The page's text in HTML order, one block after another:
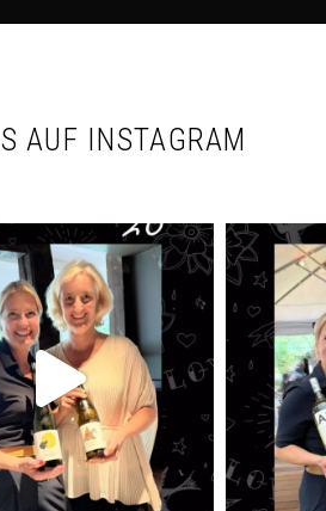
AUF INSTAGRAM